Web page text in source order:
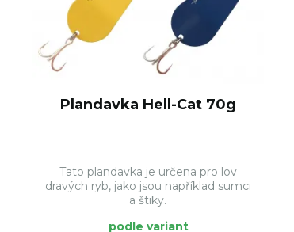
Plandavka Hell-Cat 70g
Tato plandavka je určena pro lov
dravých ryb, jako jsou například sumci
a štiky.
podle variant